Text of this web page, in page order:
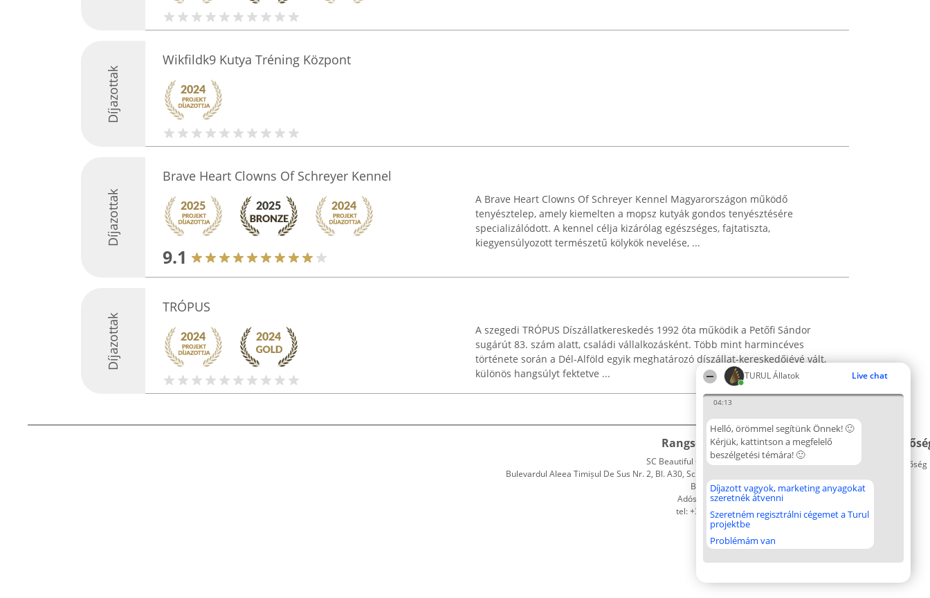
TURUL Állatok Live chat
04:13
Helló, örömmel segítünk Önnek! 🙂
Kérjük, kattintson a megfelelő
beszélgetési témára! 🙂
Díjazott vagyok, marketing anyagokat
szeretnék átvenni
Szeretném regisztrálni cégemet a Turul
projektbe
Problémám van
Díjazottak
Wikfildk9 Kutya Tréning Központ
Díjazottak
Brave Heart Clowns Of Schreyer Kennel
9.1
A Brave Heart Clowns Of Schreyer Kennel Magyarországon működő
tenyésztelep, amely kiemelten a mopsz kutyák gondos tenyésztésére
specializálódott. A kennel célja kizárólag egészséges, fajtatiszta,
kiegyensúlyozott természetű kölykök nevelése, ...
Díjazottak
TRÓPUS
A szegedi TRÓPUS Díszállatkereskedés 1992 óta működik a Petőfi Sándor
sugárút 83. szám alatt, családi vállalkozásként. Több mint harmincéves
története során a Dél-Alföld egyik meghatározó díszállat-kereskedőjévé vált,
különös hangsúlyt fektetve ...
Rangsorszervező
SC Beautiful Company S.R.L.
Bulevardul Aleea Timișul De Sus Nr. 2, Bl. A30, Sc. A, Et. 4, Ap. 13
Bukarest 53-238
Adószám 36737675
tel: +363 033 425 71
Népszavazás
Nyertesek
díjazottak
Szabályok
Státusz
Prywatności
Elérhetőség